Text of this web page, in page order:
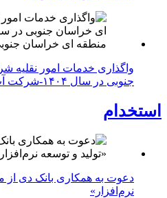
واگذاری خدمات امور
جنوبی در سال ۱۴۰۴-شرکت آب منطقه ای خراسان جنوبی
استخدام
دعوت به همکاری بانک دی از
نرم‌افزار»